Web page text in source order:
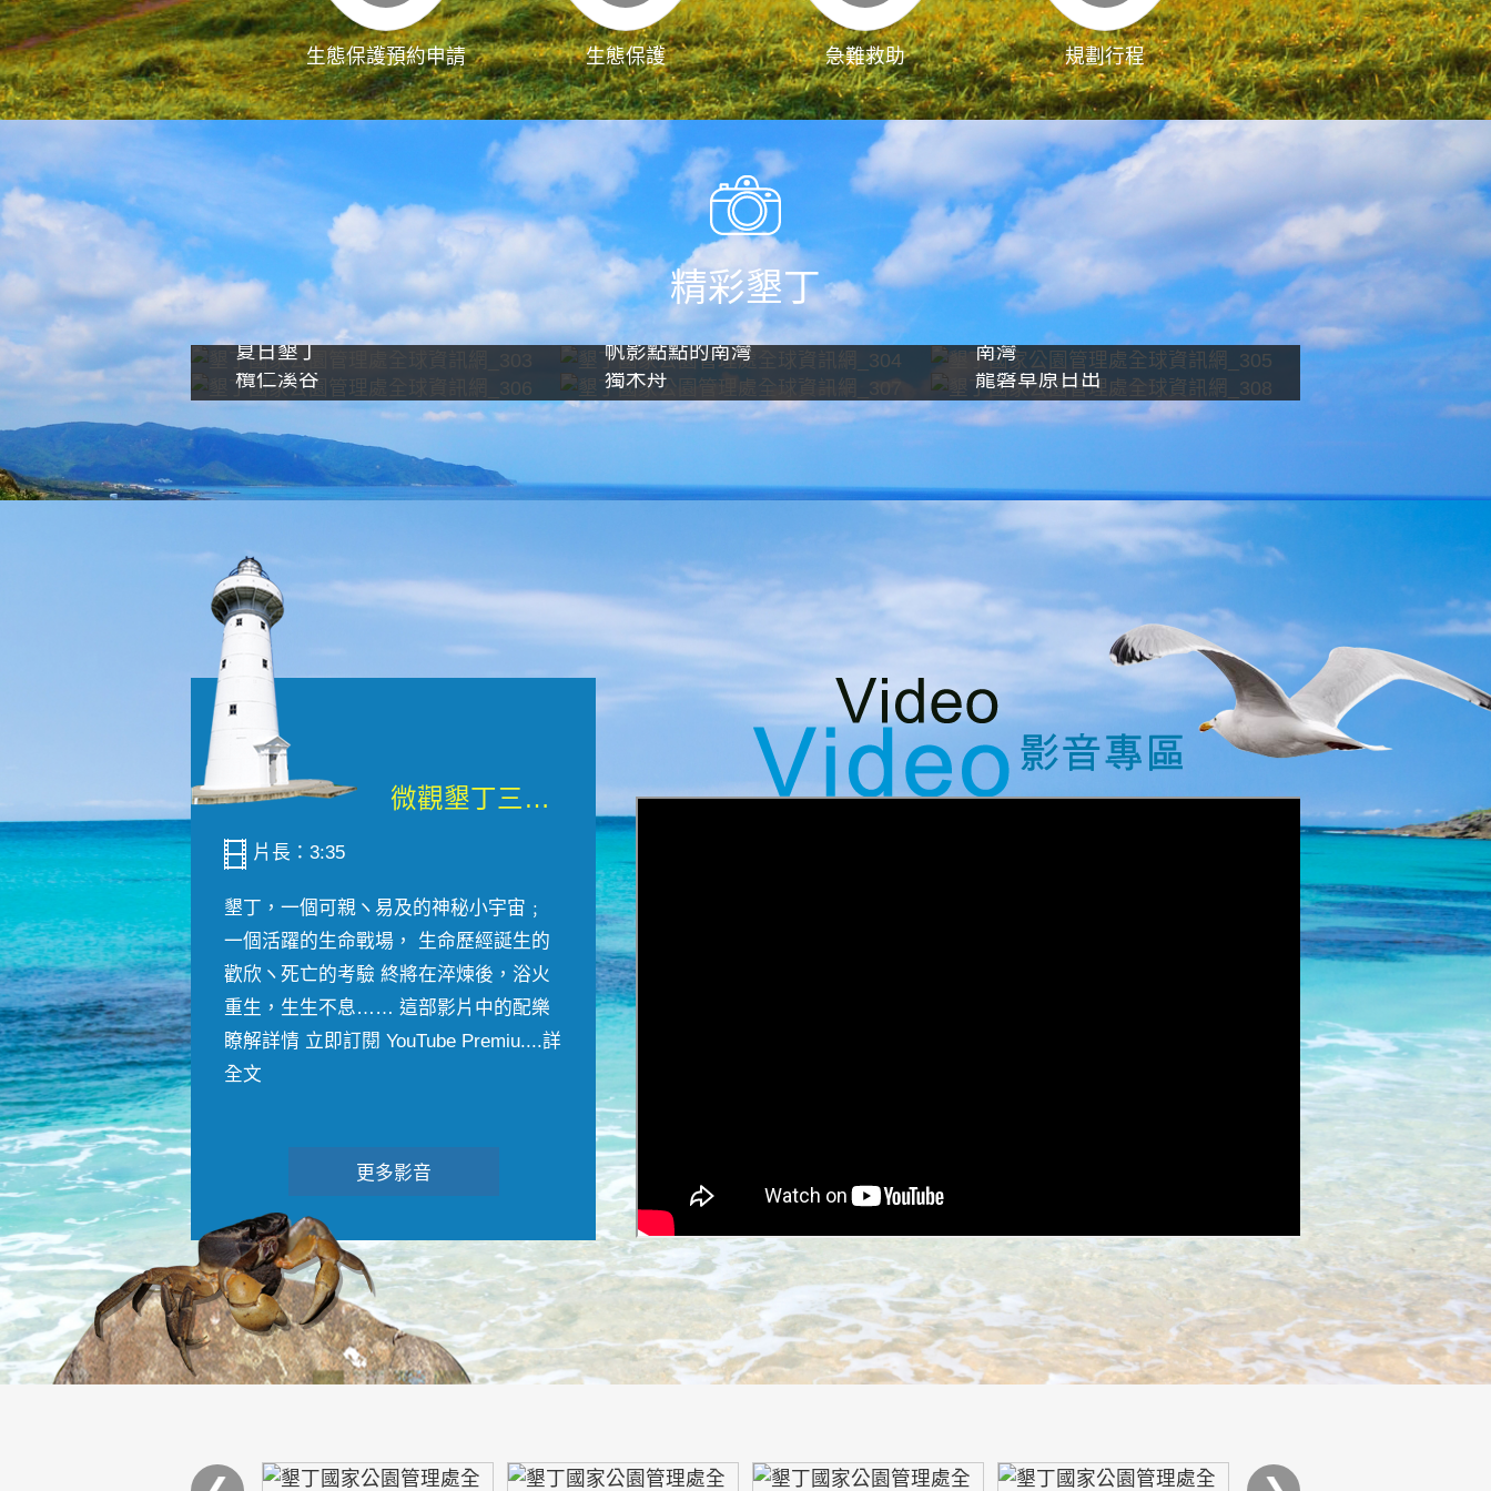
生態保護預約申請 生態保護 急難救助 規劃行程 影像直播
精彩墾丁
夏日墾丁 帆影點點的南灣
南灣
欖仁溪谷
獨木舟 龍磐草原日出
微觀墾丁三部曲 重生....
片長：3:35
墾丁，一個可親ヽ易及的神秘小宇宙﹔
一個活躍的生命戰場， 生命歷經誕生的
歡欣ヽ死亡的考驗 終將在淬煉後，浴火
重生，生生不息…… 這部影片中的配樂
瞭解詳情 立即訂閱 YouTube Premiu....詳
全文
更多影音